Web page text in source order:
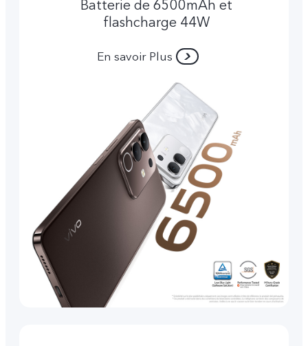
Batterie de 6500mAh et
flashcharge 44W
En savoir Plus